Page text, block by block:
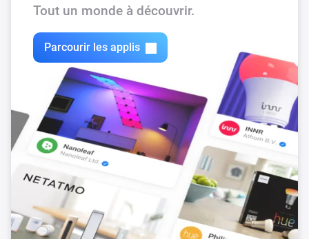
Tout un monde à découvrir.
Parcourir les applis